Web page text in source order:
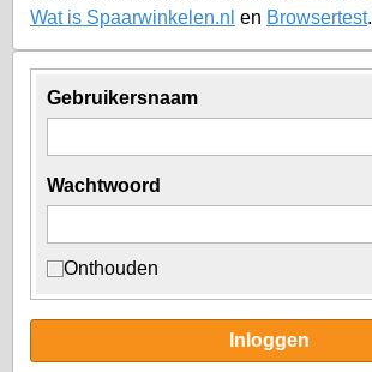
Gebruikersnaam
Wachtwoord
Onthouden
Inloggen
Wat is Spaarwinkelen.nl en Browsertest.